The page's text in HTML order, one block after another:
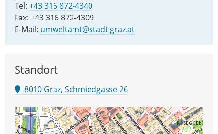
Tel: +43 316 872-4340
Fax: +43 316 872-4309
E-Mail: umweltamt@stadt.graz.at
Standort
8010 Graz, Schmiedgasse 26